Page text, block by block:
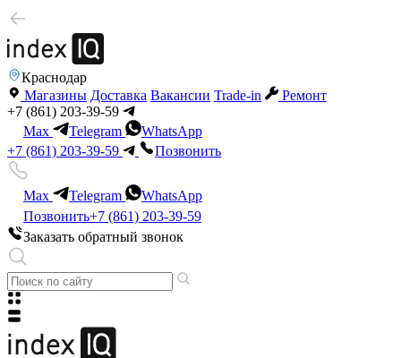
Краснодар
Магазины Доставка Вакансии Trade-in
Ремонт
+7 (861) 203-39-59
Max
Telegram
WhatsApp
+7 (861) 203-39-59
Позвонить
Max Telegram
WhatsApp
Позвонить+7 (861) 203-39-59
Заказать обратный звонок